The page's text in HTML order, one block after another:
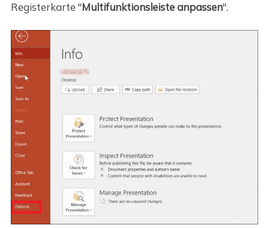
Registerkarte "Multifunktionsleiste anpassen".